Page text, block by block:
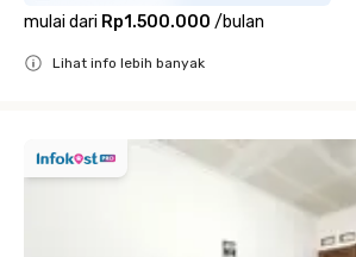
mulai dari Rp1.500.000 /bulan
Lihat info lebih banyak